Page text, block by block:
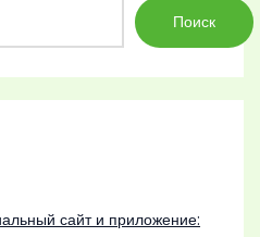
Поиск
сайт и приложение: